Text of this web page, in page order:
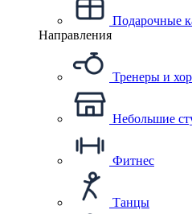
Подарочные
Направления
Тренеры и
Небольшие
Фитнес
Танцы